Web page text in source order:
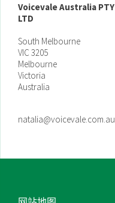
Voicevale Australia PTY
LTD
South Melbourne
VIC 3205
Melbourne
Victoria
Australia
natalia@voicevale.com.au